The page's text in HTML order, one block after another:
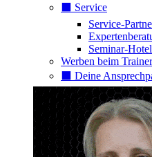
⬛️ Service
Service-
Seminar-
Werben beim
⬛️ Deine